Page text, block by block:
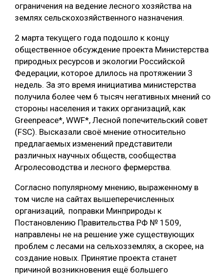
ЛОГИСТИКА
КОМПЛЕКСНАЯ ПЕРЕРАБОТКА
ЛЕСОПИЛЕНИЕ
ДЕРЕВЯННОЕ ДОМОСТРОЕНИЕ
БЕЗОПАСНОЕ ПРОИЗВОДСТВО
СОРТИРОВКА ДРЕВЕСИНЫ
СУШКА ДРЕВЕСИНЫ
ПОДБОРКИ СТАТЕЙ
ограничения на ведение лесного хозяйства на
землях сельскохозяйственного назначения.
2 марта текущего года подошло к концу
общественное обсуждение проекта Министерства
природных ресурсов и экологии Российской
Федерации, которое длилось на протяжении 3
недель. За это время инициатива министерства
получила более чем 6 тысяч негативных мнений со
стороны населения и таких организаций, как
Greenpeace*, WWF*, Лесной попечительский совет
(FSC). Высказали своё мнение относительно
предлагаемых изменений представители
различных научных обществ, сообщества
Агролесоводства и лесного фермерства.
Согласно популярному мнению, выраженному в
том числе на сайтах вышеперечисленных
организаций, поправки Минприроды к
Постановлению Правительства РФ № 1509,
направлены не на решение уже существующих
проблем с лесами на сельхозземлях, а скорее, на
создание новых. Принятие проекта станет
причиной возникновения ещё большего